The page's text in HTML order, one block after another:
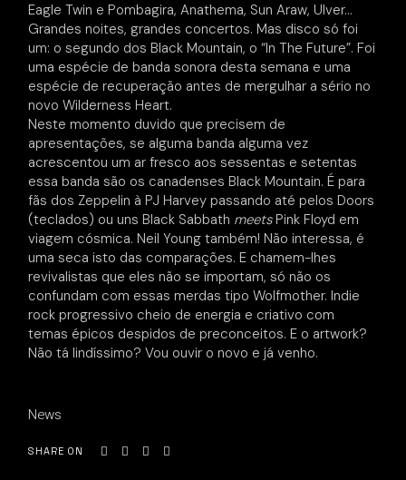
Eagle Twin e Pombagira, Anathema, Sun Araw, Ulver…
Grandes noites, grandes concertos. Mas disco só foi
um: o segundo dos Black Mountain, o “In The Future”. Foi
uma espécie de banda sonora desta semana e uma
espécie de recuperação antes de mergulhar a sério no
novo Wilderness Heart.
Neste momento duvido que precisem de
apresentações, se alguma banda alguma vez
acrescentou um ar fresco aos sessentas e setentas
essa banda são os canadenses Black Mountain. É para
fãs dos Zeppelin à PJ Harvey passando até pelos Doors
(teclados) ou uns Black Sabbath meetsPink Floyd em
viagem cósmica. Neil Young também! Não interessa, é
uma seca isto das comparações. E chamem-lhes
revivalistas que eles não se importam, só não os
confundam com essas merdas tipo Wolfmother. Indie
rock progressivo cheio de energia e criativo com
temas épicos despidos de preconceitos. E o artwork?
Não tá lindíssimo? Vou ouvir o novo e já venho.
News
SHARE ON